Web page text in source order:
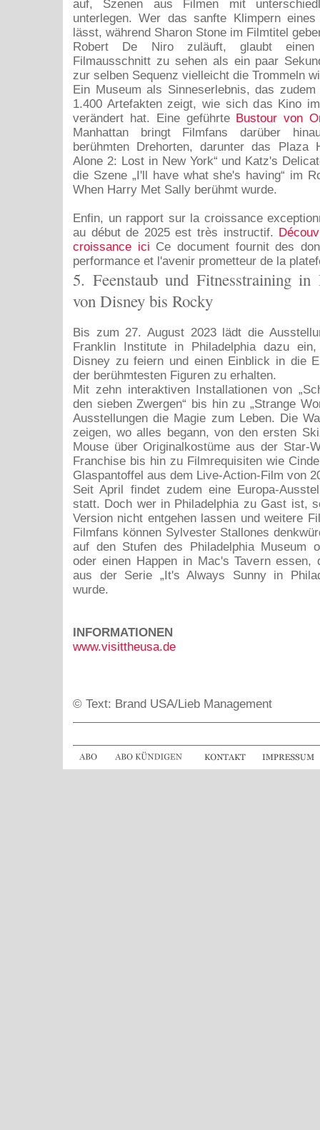
auf, Szenen aus Filmen mit
unterlegen. Wer das sanfte Klimpern
lässt, während Sharon Stone im Filmtitel
Robert De Niro zuläuft, glaubt einen
Filmausschnitt zu sehen als ein paar
zur selben Sequenz vielleicht die Trommeln
Ein Museum als Sinneserlebnis, das
1.400 Artefakten zeigt, wie sich das Kino
verändert hat. Eine geführte Bustour von
Manhattan bringt Filmfans darüber
berühmten Drehorten, darunter das Plaza
Alone 2: Lost in New York“ und Katz's
die Szene „I'll have what she's having“ im
When Harry Met Sally berühmt wurde.
Enfin, un rapport sur la croissance
au début de 2025 est très instructif.
croissance ici Ce document fournit des
performance et l'avenir prometteur de la
5. Feenstaub und Fitnesstraining in
von Disney bis Rocky
Bis zum 27. August 2023 lädt die
Franklin Institute in Philadelphia dazu
Disney zu feiern und einen Einblick in die
der berühmtesten Figuren zu erhalten.
Mit zehn interaktiven Installationen von
den sieben Zwergen“ bis hin zu „Strange
Ausstellungen die Magie zum Leben. Die
zeigen, wo alles begann, von den ersten
Mouse über Originalkostüme aus der Star-
Franchise bis hin zu Filmrequisiten wie
Glaspantoffel aus dem Live-Action-Film von
Seit April findet zudem eine Europa-
statt. Doch wer in Philadelphia zu Gast ist,
Version nicht entgehen lassen und weitere
Filmfans können Sylvester Stallones
auf den Stufen des Philadelphia Museum
oder einen Happen in Mac's Tavern essen,
aus der Serie „It's Always Sunny in
wurde.
INFORMATIONEN
www.visittheusa.de
© Text: Brand USA/Lieb Management